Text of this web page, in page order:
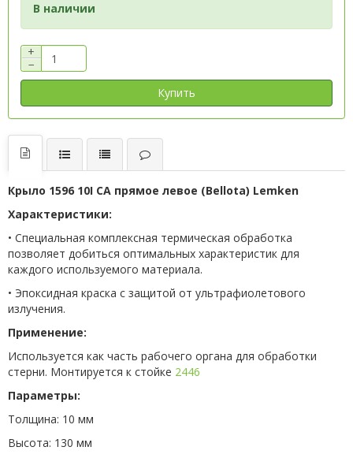
В наличии
+
−
Купить
Крыло 1596 10І CA прямое левое (Bellota) Lemken
Характеристики:
• Специальная комплексная термическая обработка
позволяет добиться оптимальных характеристик для
каждого используемого материала.
• Эпоксидная краска с защитой от ультрафиолетового
излучения.
Применение:
Используется как часть рабочего органа для обработки
стерни. Монтируется к стойке 2446
Параметры:
Толщина: 10 мм
Высота: 130 мм